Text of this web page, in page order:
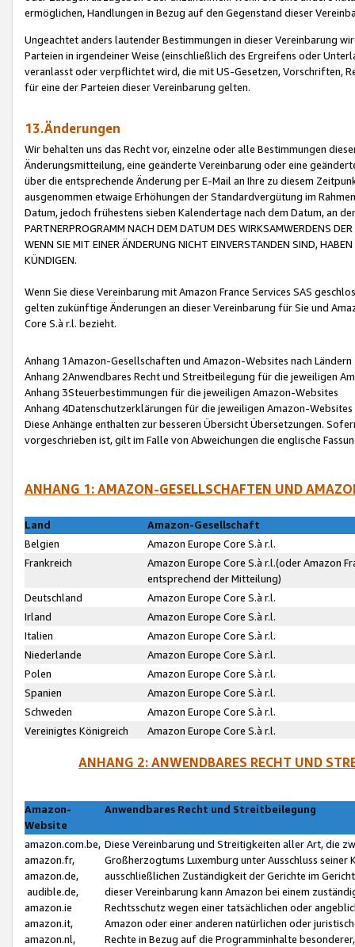
ermöglichen, Handlungen in Bezug auf den Gegenstand dieser
Ungeachtet anders lautender Bestimmungen in dieser Vereinbarung
Parteien in irgendeiner Weise (einschließlich des Ergreifens oder
veranlasst oder verpflichtet wird, die mit US-Gesetzen, Vorschriften,
für eine der Parteien dieser Vereinbarung gelten.
13.Änderungen
Wir behalten uns das Recht vor, einzelne oder alle Bestimmungen
Änderungsmitteilung, eine geänderte Vereinbarung oder eine
über die entsprechende Änderung per E-Mail an Ihre zu diesem
ausgenommen etwaige Erhöhungen der Standardvergütung im
Datum, jedoch frühestens sieben Kalendertage nach dem Datum, an
PARTNERPROGRAMM NACH DEM DATUM DES WIRKSAMWERDENS
WENN SIE MIT EINER ÄNDERUNG NICHT EINVERSTANDEN SIND,
KÜNDIGEN.
Wenn Sie diese Vereinbarung mit Amazon France Services SAS
gelten zukünftige Änderungen an dieser Vereinbarung für Sie und
Core S.à r.l. bezieht.
Anhang 1Amazon-Gesellschaften und Amazon-Websites nach Ländern
Anhang 2Anwendbares Recht und Streitbeilegung für die jeweiligen
Anhang 3Steuerbestimmungen für die jeweiligen Amazon-Websites
Anhang 4Datenschutzerklärungen für die jeweiligen Amazon-Websites
Diese Anhänge enthalten zur besseren Übersicht Übersetzungen.
vorgeschrieben ist, gilt im Falle von Abweichungen die englische
ANHANG 1: AMAZON-GESELLSCHAFTEN UND
Land
Amazon-Gesellschaft
Belgien
Amazon Europe Core S.à r.l.
Frankreich
Amazon Europe Core S.à r.l.(oder Amazon
entsprechend der Mitteilung)
Deutschland
Amazon Europe Core S.à r.l.
Irland
Amazon Europe Core S.à r.l.
Italien
Amazon Europe Core S.à r.l.
Niederlande
Amazon Europe Core S.à r.l.
Polen
Amazon Europe Core S.à r.l.
Spanien
Amazon Europe Core S.à r.l.
Schweden
Amazon Europe Core S.à r.l.
Vereinigtes Königreich
Amazon Europe Core S.à r.l.
ANHANG 2: ANWENDBARES RECHT UND
Amazon-
Website
Anwendbares Recht und Streitbeilegung
amazon.com.be,
amazon.fr,
amazon.de,
audible.de,
amazon.ie
amazon.it,
amazon.nl,
Diese Vereinbarung und Streitigkeiten aller Art, die
Großherzogtums Luxemburg unter Ausschluss
ausschließlichen Zuständigkeit der Gerichte im
dieser Vereinbarung kann Amazon bei einem
Rechtsschutz wegen einer tatsächlichen oder
Amazon oder einer anderen natürlichen oder
Rechte in Bezug auf die Programminhalte